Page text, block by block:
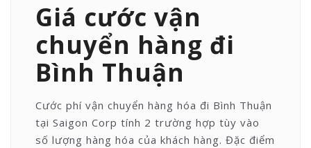
Giá cước vận
chuyển hàng đi
Bình Thuận
Cước phí vận chuyển hàng hóa đi Bình Thuận
tại Saigon Corp tính 2 trường hợp tùy vào
số lượng hàng hóa của khách hàng. Đặc điểm